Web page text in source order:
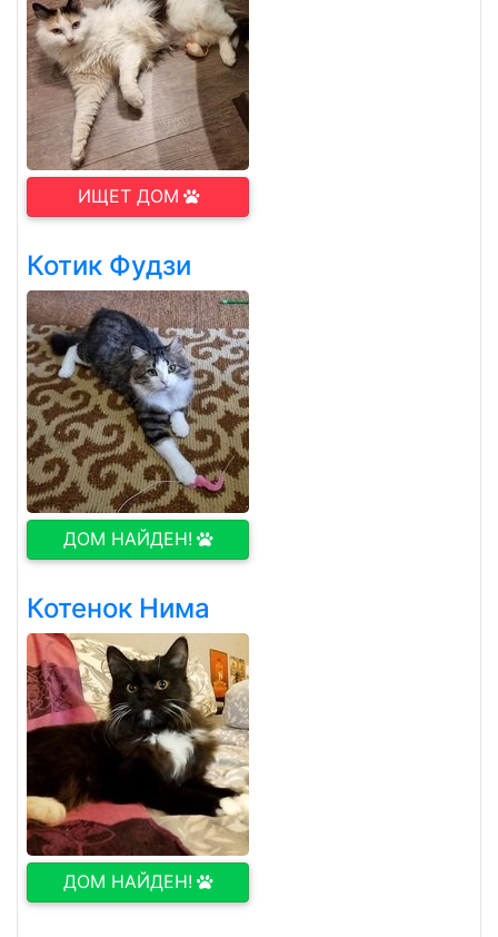
ИЩЕТ ДОМ
Котик Фудзи
ДОМ НАЙДЕН!
Котенок Нима
ДОМ НАЙДЕН!